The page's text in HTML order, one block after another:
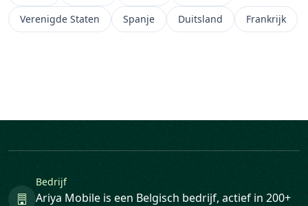
Verenigde Staten
Spanje Duitsland Frankrijk
Bedrijf
Ariya Mobile is een Belgisch bedrijf, actief in 200+